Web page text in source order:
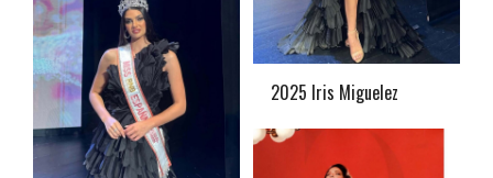
2025 Iris Miguelez